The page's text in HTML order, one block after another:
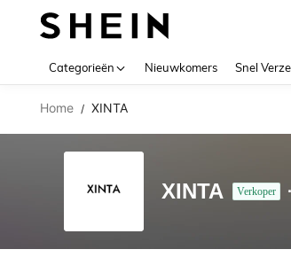
Categorieën Nieuwkomers Snel
Home / XINTA
XINTA Verkoper